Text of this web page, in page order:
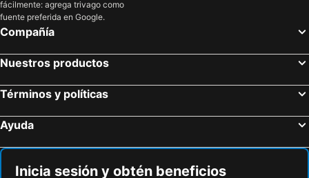
fácilmente: agrega trivago como
fuente preferida en Google.
Compañía
Nuestros productos
Términos y políticas
Ayuda
Inicia sesión y obtén beneficios